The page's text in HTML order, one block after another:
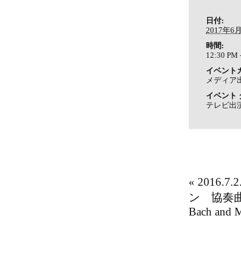
日付:
2017年6
時間:
12:30 PM
イベント
メディア
イベント
テレビ出
«
ン 協奏
Bach and